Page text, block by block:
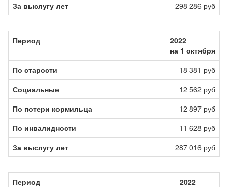
298 286 руб
2022
на 1 октября
18 381 руб
12 562 руб
12 897 руб
11 628 руб
287 016 руб
2022